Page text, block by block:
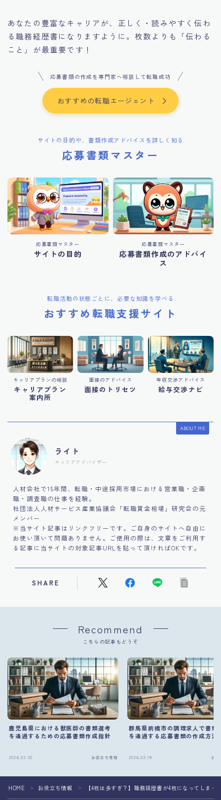
あなたの豊富なキャリアが、正しく・読みやすく伝わ
る職務経歴書になりますように。枚数よりも「伝わる
こと」が最重要です！
応募書類の作成を専門家へ相談して転職成功
おすすめの転職エージェント
サイトの目的や、書類作成アドバイスを詳しく知る
応募書類マスター
応募書類マスター
サイトの目的
応募書類マスター
応募書類作成のアドバイ
ス
転職活動の状態ごとに、必要な知識を学べる
おすすめ転職支援サイト
キャリアプランの相談
キャリアプラン
案内所
面接のアドバイス
面接のトリセツ
年収交渉アドバイス
給与交渉ナビ
ABOUT ME
ライト
キャリアアドバイザー
人材会社で15年間、転職・中途採用市場における営業職・企画
職・調査職の仕事を経験。
社団法人人材サービス産業協議会「転職賃金相場」研究会の元
メンバー
※当サイト記事はリンクフリーです。ご自身のサイトへ自由に
お使い頂いて問題ありません。ご使用の際は、文章をご利用す
る記事に当サイトの対象記事URLを貼って頂ければOKです。
SHARE
Recommend
こちらの記事もどうぞ
鹿児島県における獣医師の書類選考
を通過するための応募書類作成指針
2026.03.30 お役立ち情報
群馬県前橋市の調理求人で書類
を通過する応募書類の作成方法
2026.03.19 お
HOME ＞ お役立ち情報 ＞ 【4枚は多すぎ？】職務経歴書が4枚になってしま